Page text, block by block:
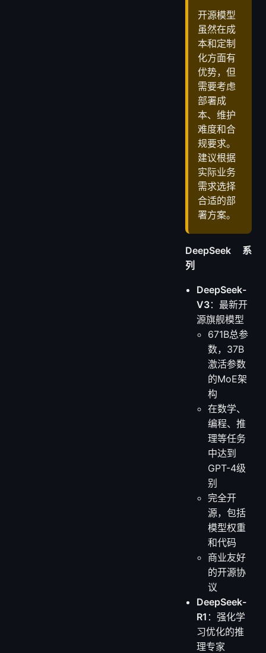
开源模型
虽然在成
本和定制
化方面有
优势，但
需要考虑
部署成
本、维护
难度和合
规要求。
建议根据
实际业务
需求选择
合适的部
署方案。
DeepSeek 系
列
DeepSeek-
V3：最新开
源旗舰模型
671B总参
数，37B
激活参数
的MoE架
构
在数学、
编程、推
理等任务
中达到
GPT-4级
别
完全开
源，包括
模型权重
和代码
商业友好
的开源协
议
DeepSeek-
R1 ：强化学
习优化的推
理专家